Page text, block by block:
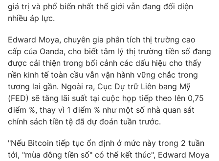
Theo dõi báo trên
Cơ quan chủ quản:Đài Truyền hình Việt Nam
Cơ quan báo chí:Thời báo VTV
Giấy phép hoạt động báo in và báo điện tử số 483/GP-BTTTT
cấp ngày 29/12/2023
Tổng Biên tập:Vũ Thanh Thủy
Phó Tổng Biên tập: Nguyễn Thị Mỹ Hạnh, Phạm Quốc Thắng,
Nguyễn Trọng Ninh
Tổng đài VTV: 024.38 355 931 - 024.38 355 932
Ðiện thoại Thời báo VTV:024.66 897 897
giá trị và phổ biến nhất thế giới vẫn đang đối diện
nhiều áp lực.
Edward Moya, chuyên gia phân tích thị trường cao
cấp của Oanda, cho biết tâm lý thị trường tiền số đang
được cải thiện trong bối cảnh các dấu hiệu cho thấy
nền kinh tế toàn cầu vẫn vận hành vững chắc trong
tương lai gần. Ngoài ra, Cục Dự trữ Liên bang Mỹ
(FED) sẽ tăng lãi suất tại cuộc họp tiếp theo lên 0,75
điểm %, thay vì 1 điểm % như một số nhà quan sát
chính sách tiền tệ đã dự đoán tuần trước.
"Nếu Bitcoin tiếp tục ổn định ở mức này trong 2 tuần
tới, "mùa đông tiền số" có thể kết thúc", Edward Moya